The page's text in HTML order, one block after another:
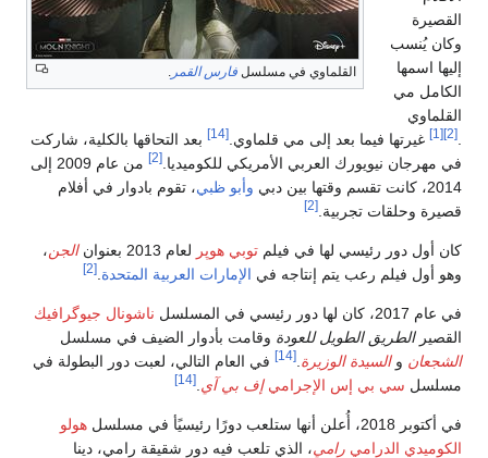
القلماوي في مسلسل فارس القمر .
القصيرة
وكان يُنسب
إليها اسمها
الكامل مي
القلماوي
[2]
[1] غيرتها فيما بعد إلى مي قلماوي. [14]
بعد التحاقها بالكلية، شاركت
في مهرجان نيويورك العربي الأمريكي للكوميديا. [2]
من عام 2009 إلى
2014، كانت تقسم وقتها بين دبي
وأبو ظبي، تقوم بادوار في أفلام
قصيرة وحلقات تجربية. [2]
كان أول دور رئيسي لها في فيلم توبي هوپر لعام 2013 بعنوان الجن،
وهو أول فيلم رعب يتم إنتاجه في الإمارات العربية المتحدة [2]
في عام 2017، كان لها دور رئيسي في المسلسل
ناشونال جيوگرافيك
القصيرالطريق الطويل للعودة وقامت بأدوار الضيف في مسلسل
الشجعان و السيدة الوزيرة [14]
في العام التالي، لعبت دور البطولة في
مسلسل سي بي إس الإجرامي إف بي آي [14]
في أكتوبر 2018، أُعلن أنها ستلعب دورًا رئيسيًأ في مسلسل
هولو
الكوميدي الدرامي رامي، الذي تلعب فيه دور شقيقة رامي، دينا